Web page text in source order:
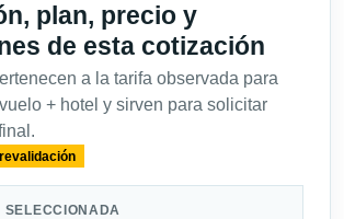
plan, precio y
de esta cotización
a la tarifa observada para
+ hotel y sirven para solicitar
SELECCIONADA